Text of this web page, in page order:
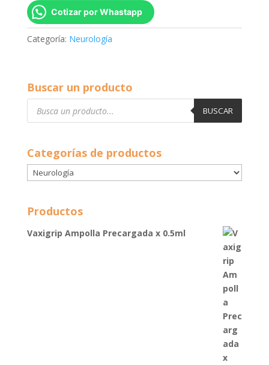
Cotizar por Whastapp
Categoría: Neurología
Buscar un producto
Búsqueda
productos
BUSCAR
Categorías de productos
Productos
Vaxigrip Ampolla Precargada x 0.5ml